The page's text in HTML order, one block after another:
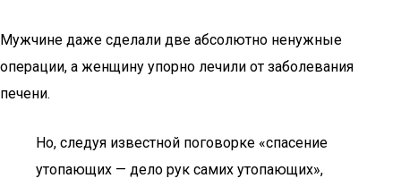
Мужчине даже сделали две абсолютно ненужные
операции, а женщину упорно лечили от заболевания
печени.
Но, следуя известной поговорке «спасение
утопающих — дело рук самих утопающих»,